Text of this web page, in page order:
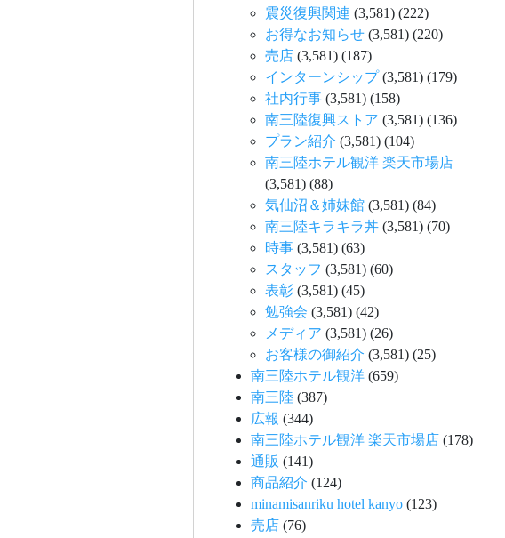
震災復興関連 (3,581) (222)
お得なお知らせ (3,581) (220)
売店 (3,581) (187)
インターンシップ(3,581) (179)
社内行事 (3,581) (158)
南三陸復興ストア (3,581) (136)
プラン紹介 (3,581) (104)
南三陸ホテル観洋 楽天市場店
(3,581) (88)
気仙沼＆姉妹館 (3,581) (84)
南三陸キラキラ丼 (3,581) (70)
時事 (3,581) (63)
スタッフ (3,581) (60)
表彰 (3,581) (45)
勉強会 (3,581) (42)
メディア (3,581) (26)
お客様の御紹介 (3,581) (25)
南三陸ホテル観洋 (659)
南三陸 (387)
広報 (344)
南三陸ホテル観洋 楽天市場店 (178)
通販 (141)
商品紹介 (124)
minamisanriku hotel kanyo (123)
売店 (76)